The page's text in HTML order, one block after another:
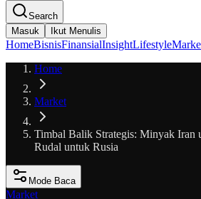
Search
Masuk
Ikut Menulis
HomeBisnisFinansialInsightLifestyle
Home
Market
Timbal Balik Strategis: Minyak Iran
Rudal untuk Rusia
Mode Baca
Market